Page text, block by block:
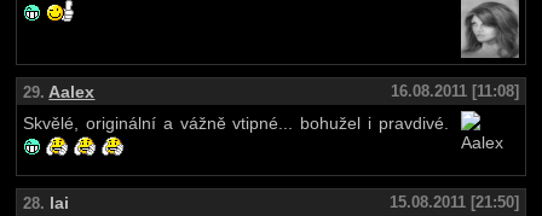
29. Aalex
16.08.2011 [11:08]
Skvělé, originální a vážně vtipné... bohužel i pravdivé.
28. lai
15.08.2011 [21:50]